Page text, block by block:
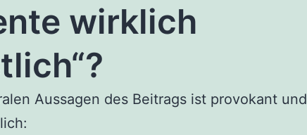
wirklich
Aussagen des Beitrags ist provokant und